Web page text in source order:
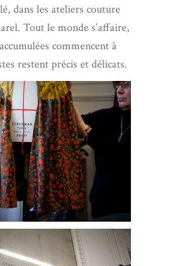
dans les ateliers couture
Tout le monde s’affaire,
commencent à
restent précis et délicats.